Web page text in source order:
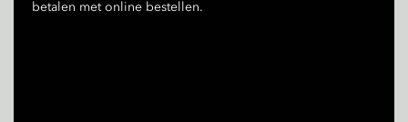
betalen met online bestellen.